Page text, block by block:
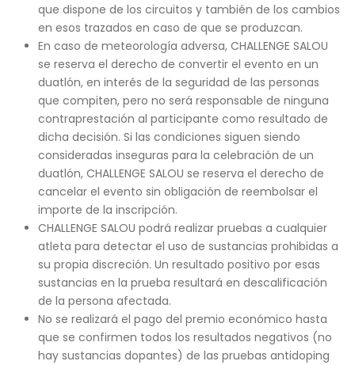
que dispone de los circuitos y también de los cambios
en esos trazados en caso de que se produzcan.
En caso de meteorología adversa, CHALLENGE SALOU
se reserva el derecho de convertir el evento en un
duatlón, en interés de la seguridad de las personas
que compiten, pero no será responsable de ninguna
contraprestación al participante como resultado de
dicha decisión. Si las condiciones siguen siendo
consideradas inseguras para la celebración de un
duatlón, CHALLENGE SALOU se reserva el derecho de
cancelar el evento sin obligación de reembolsar el
importe de la inscripción.
CHALLENGE SALOU podrá realizar pruebas a cualquier
atleta para detectar el uso de sustancias prohibidas a
su propia discreción. Un resultado positivo por esas
sustancias en la prueba resultará en descalificación
de la persona afectada.
No se realizará el pago del premio económico hasta
que se confirmen todos los resultados negativos (no
hay sustancias dopantes) de las pruebas antidoping